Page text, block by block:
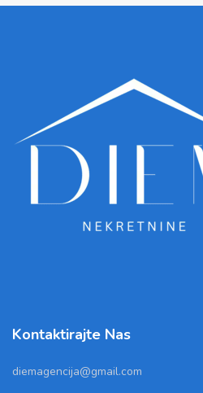
Kontaktirajte Nas
diemagencija@gmail.com